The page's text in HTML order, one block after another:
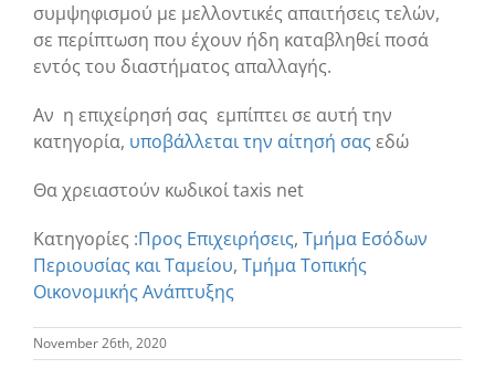
συμψηφισμού με μελλοντικές απαιτήσεις τελών,
σε περίπτωση που έχουν ήδη καταβληθεί ποσά
εντός του διαστήματος απαλλαγής.
Αν η επιχείρησή σας εμπίπτει σε αυτή την
κατηγορία, υποβάλλεται την αίτησή σας εδώ
Θα χρειαστούν κωδικοί taxis net
Κατηγορίες :Προς Επιχειρήσεις, Τμήμα Εσόδων
Περιουσίας και Ταμείου, Τμήμα Τοπικής
Οικονομικής Ανάπτυξης
November 26th, 2020